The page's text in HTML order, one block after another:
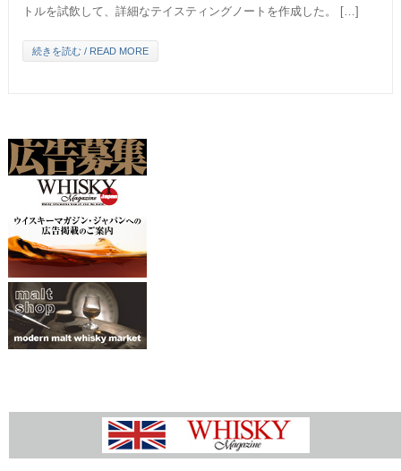
トルを試飲して、詳細なテイスティングノートを作成した。 […]
続きを読む / READ MORE